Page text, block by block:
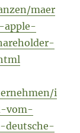
maer
apple-
i
vom-
deutsche-